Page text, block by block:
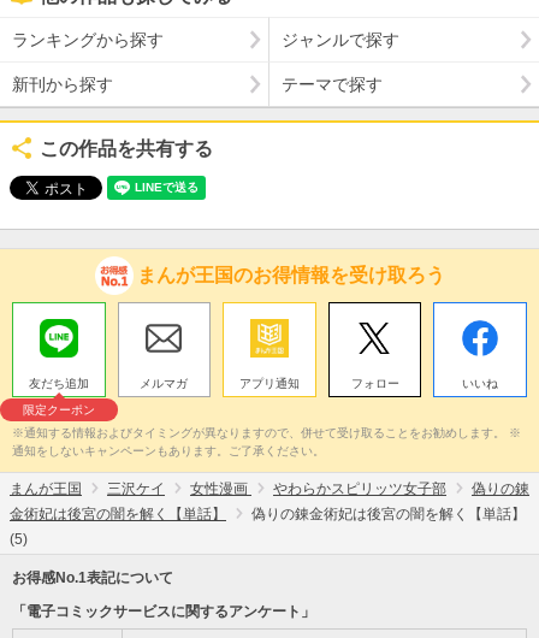
ランキングから探す ジャンルで探す
新刊から探す テーマで探す
この作品を共有する
まんが王国のお得情報を受け取ろう
友だち追加
限定クーポン
メルマガ アプリ通知 フォロー いいね
※通知する情報およびタイミングが異なりますので、併せて受け取ることをお勧めします。 ※
通知をしないキャンペーンもあります。ご了承ください。
まんが王国 三沢ケイ 女性漫画 やわらかスピリッツ女子部
偽りの錬
金術妃は後宮の闇を解く【単話】
偽りの錬金術妃は後宮の闇を解く【単話】
(5)
お得感No.1表記について
「電子コミックサービスに関するアンケート」